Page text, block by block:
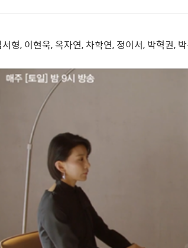
형, 이현욱,옥자연, 차학연, 정이서, 박혁권,